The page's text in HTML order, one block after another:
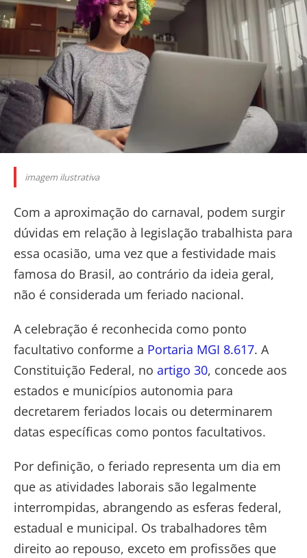
imagem ilustrativa
Com a aproximação do carnaval, podem surgir
dúvidas em relação à legislação trabalhista para
essa ocasião, uma vez que a festividade mais
famosa do Brasil, ao contrário da ideia geral,
não é considerada um feriado nacional.
A celebração é reconhecida como ponto
facultativo conforme a Portaria MGI 8.617. A
Constituição Federal, no artigo 30, concede aos
estados e municípios autonomia para
decretarem feriados locais ou determinarem
datas específicas como pontos facultativos.
Por definição, o feriado representa um dia em
que as atividades laborais são legalmente
interrompidas, abrangendo as esferas federal,
estadual e municipal. Os trabalhadores têm
direito ao repouso, exceto em profissões que